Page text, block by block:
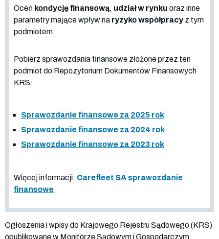
Oceń kondycję finansową, udział w rynku oraz inne
parametry mające wpływ na ryzyko współpracy z tym
podmiotem.
Pobierz sprawozdania finansowe złożone przez ten
podmiot do Repozytorium Dokumentów Finansowych
KRS:
Sprawozdanie finansowe za 2025 rok
Sprawozdanie finansowe za 2024 rok
Sprawozdanie finansowe za 2023 rok
Więcej informacji: Carefleet SA sprawozdanie
finansowe
Ogłoszenia i wpisy do Krajowego Rejestru Sądowego (KRS)
opublikowane w Monitorze Sądowym i Gospodarczym